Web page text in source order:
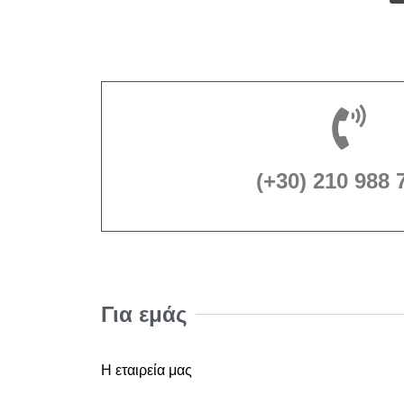
(+30) 210 988
Για εμάς
Η εταιρεία μας